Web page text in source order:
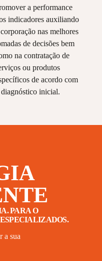
a performance
indicadores auxiliando
nas melhores
de decisões bem
na contratação de
ou produtos
de acordo com
inicial.
PARA O
a sua